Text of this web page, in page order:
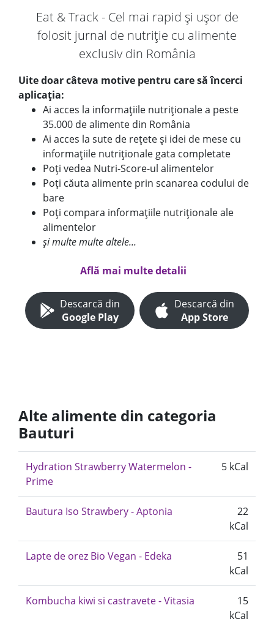
Eat & Track - Cel mai rapid și ușor de
folosit jurnal de nutriție cu alimente
exclusiv din România
Uite doar câteva motive pentru care să încerci
aplicația:
Ai acces la informațiile nutriționale a peste
35.000 de alimente din România
Ai acces la sute de rețete și idei de mese cu
informațiile nutriționale gata completate
Poți vedea Nutri-Score-ul alimentelor
Poți căuta alimente prin scanarea codului de
bare
Poți compara informațiile nutriționale ale
alimentelor
și multe multe altele...
Află mai multe detalii
Descarcă din
Google Play
Descarcă din
App Store
Alte alimente din categoria
Bauturi
Hydration Strawberry Watermelon -
Prime
5 kCal
Bautura Iso Strawbery - Aptonia
22
kCal
Lapte de orez Bio Vegan - Edeka
51
kCal
Kombucha kiwi si castravete - Vitasia
15
kCal